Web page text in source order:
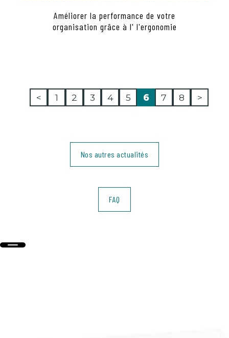
Améliorer la performance de votre
organisation grâce à l' l'ergonomie
< 1 2 3 4 5 6 7 8 >
Nos autres actualités
FAQ